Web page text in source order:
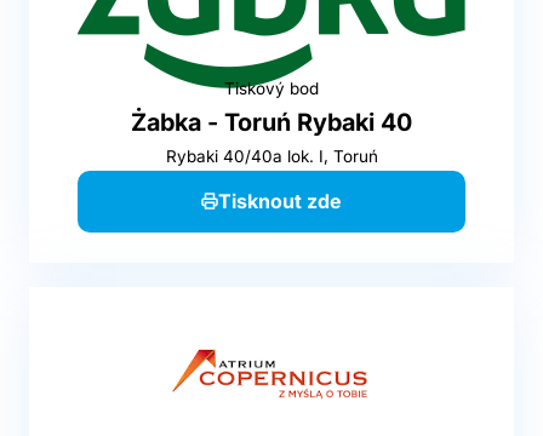
Tiskový bod
Żabka - Toruń Rybaki 40
Rybaki 40/40a lok. I, Toruń
Tisknout zde